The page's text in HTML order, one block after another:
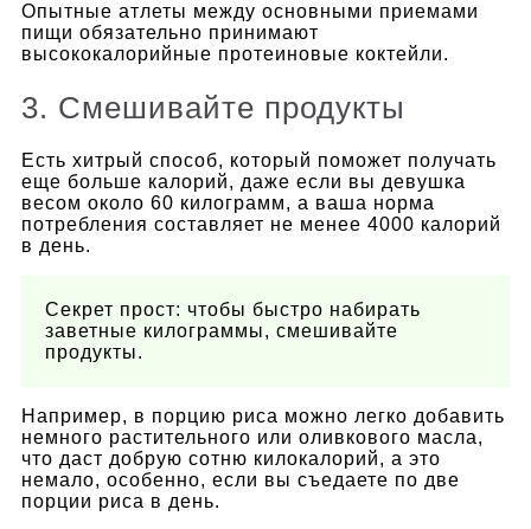
Опытные атлеты между основными приемами
пищи обязательно принимают
высококалорийные протеиновые коктейли.
3. Смешивайте продукты
Есть хитрый способ, который поможет получать
еще больше калорий, даже если вы девушка
весом около 60 килограмм, а ваша норма
потребления составляет не менее 4000 калорий
в день.
Секрет прост: чтобы быстро набирать
заветные килограммы, смешивайте
продукты.
Например, в порцию риса можно легко добавить
немного растительного или оливкового масла,
что даст добрую сотню килокалорий, а это
немало, особенно, если вы съедаете по две
порции риса в день.